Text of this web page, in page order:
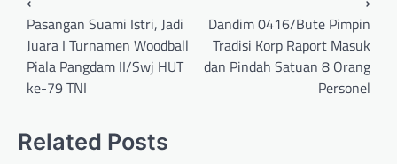
Pasangan Suami Istri, Jadi
Juara I Turnamen Woodball
Piala Pangdam II/Swj HUT
ke-79 TNI
Dandim 0416/Bute Pimpin
Tradisi Korp Raport Masuk
dan Pindah Satuan 8 Orang
Personel
Related Posts